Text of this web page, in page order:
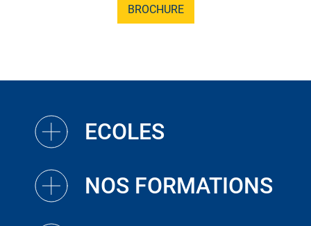
BROCHURE
ECOLES
NOS FORMATIONS